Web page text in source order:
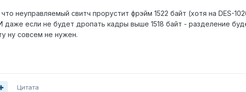
неуправляемый свитч прорустит фрэйм 1522 байт (хотя на DES-
даже если не будет дропать кадры выше 1518 байт - разделение
ну совсем не нужен.
Цитата